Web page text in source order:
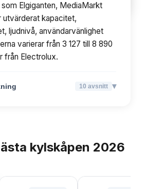
Elgiganten, MediaMarkt
utvärderat kapacitet,
ljudnivå, användarvänlighet
varierar från 3 127 till 8 890
från Electrolux.
10 avsnitt ▾
kylskåpen 2026